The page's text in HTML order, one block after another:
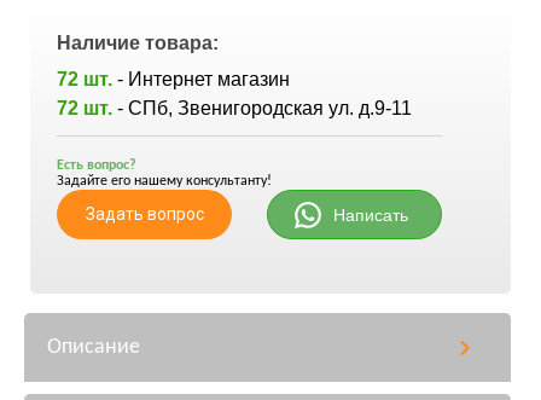
Наличие товара:
72 шт. - Интернет магазин
72 шт. - СПб, Звенигородская ул. д.9-11
Есть вопрос?
Задайте его нашему консультанту!
Задать вопрос Написать
Описание